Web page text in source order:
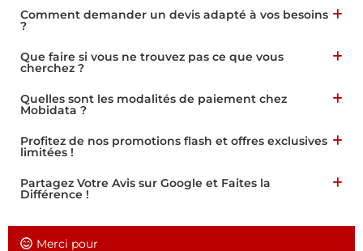
Comment demander un devis adapté à vos besoins
?
Que faire si vous ne trouvez pas ce que vous
cherchez ?
Quelles sont les modalités de paiement chez
Mobidata ?
Profitez de nos promotions flash et offres exclusives
limitées !
Partagez Votre Avis sur Google et Faites la
Différence !
Merci pour